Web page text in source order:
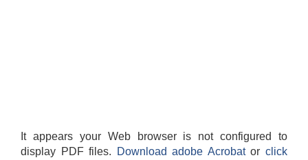
It appears your Web browser is not configured to
display PDF files.
Download adobe Acrobatorclick